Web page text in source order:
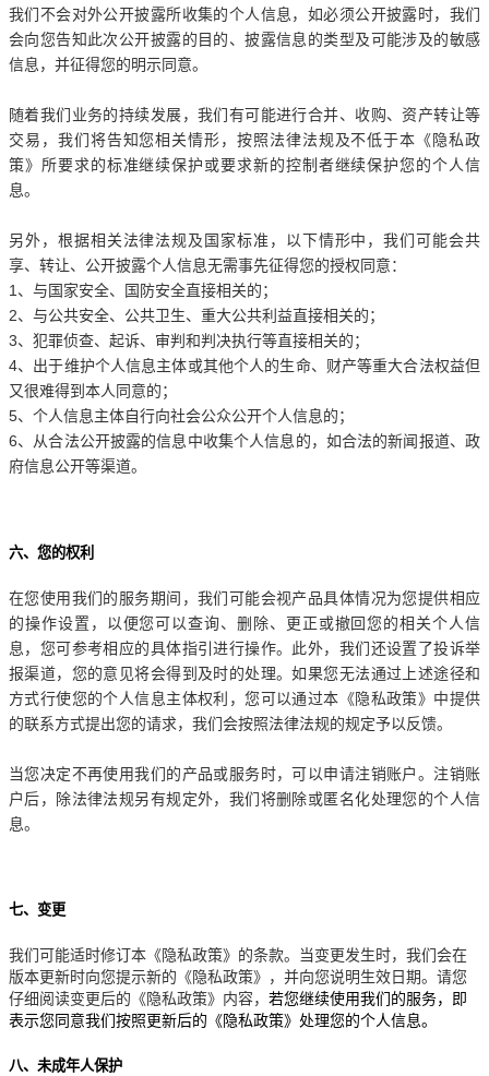
我们不会对外公开披露所收集的个人信息，如必须公开披露时，我们
会向您告知此次公开披露的目的、披露信息的类型及可能涉及的敏感
信息，并征得您的明示同意。
随着我们业务的持续发展，我们有可能进行合并、收购、资产转让等
交易，我们将告知您相关情形，按照法律法规及不低于本《隐私政
策》所要求的标准继续保护或要求新的控制者继续保护您的个人信
息。
另外，根据相关法律法规及国家标准，以下情形中，我们可能会共
享、转让、公开披露个人信息无需事先征得您的授权同意：
1、与国家安全、国防安全直接相关的；
2、与公共安全、公共卫生、重大公共利益直接相关的；
3、犯罪侦查、起诉、审判和判决执行等直接相关的；
4、出于维护个人信息主体或其他个人的生命、财产等重大合法权益但
又很难得到本人同意的；
5、个人信息主体自行向社会公众公开个人信息的；
6、从合法公开披露的信息中收集个人信息的，如合法的新闻报道、政
府信息公开等渠道。
六、您的权利
在您使用我们的服务期间，我们可能会视产品具体情况为您提供相应
的操作设置，以便您可以查询、删除、更正或撤回您的相关个人信
息，您可参考相应的具体指引进行操作。此外，我们还设置了投诉举
报渠道，您的意见将会得到及时的处理。如果您无法通过上述途径和
方式行使您的个人信息主体权利，您可以通过本《隐私政策》中提供
的联系方式提出您的请求，我们会按照法律法规的规定予以反馈。
当您决定不再使用我们的产品或服务时，可以申请注销账户。注销账
户后，除法律法规另有规定外，我们将删除或匿名化处理您的个人信
息。
七、变更
我们可能适时修订本《隐私政策》的条款。当变更发生时，我们会在
版本更新时向您提示新的《隐私政策》，并向您说明生效日期。请您
仔细阅读变更后的《隐私政策》内容， 若您继续使用我们的服务，即
表示您同意我们按照更新后的《隐私政策》处理您的个人信息。
八、未成年人保护